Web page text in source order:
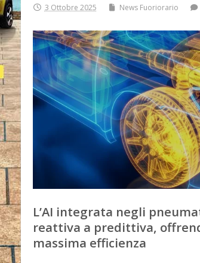
3 Ottobre 2025 News Fuoriorario
L’AI integrata negli
reattiva a predittiva,
massima efficienza